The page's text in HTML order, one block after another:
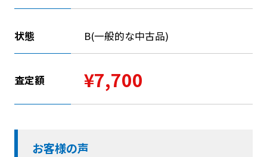
状態 B(一般的な中古品)
査定額 ¥7,700
お客様の声